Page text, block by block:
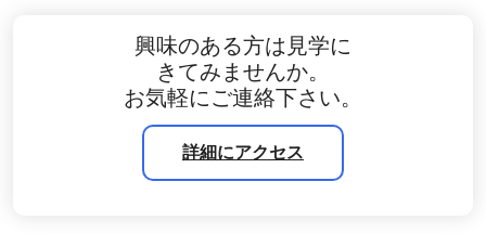
興味のある方は見学に
きてみませんか。
お気軽にご連絡下さい。
詳細にアクセス